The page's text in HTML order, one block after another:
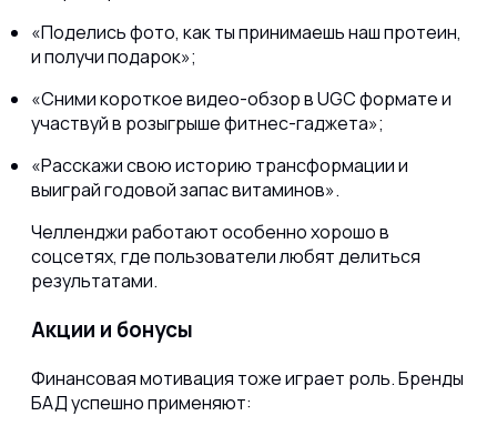
«Поделись фото, как ты принимаешь наш протеин,
и получи подарок»;
«Сними короткое видео-обзор в UGC формате и
участвуй в розыгрыше фитнес-гаджета»;
«Расскажи свою историю трансформации и
выиграй годовой запас витаминов».
Челленджи работают особенно хорошо в
соцсетях, где пользователи любят делиться
результатами.
Акции и бонусы
Финансовая мотивация тоже играет роль. Бренды
БАД успешно применяют: